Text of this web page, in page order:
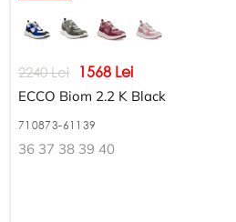
2240 Lei 1568 Lei
ECCO Biom 2.2 K Black
710873-61139
36 37 38 39 40